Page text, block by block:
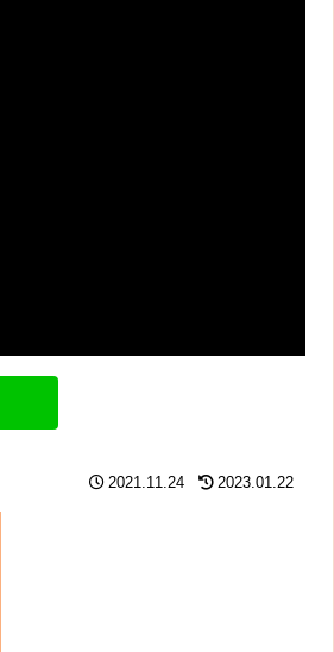
2021.11.24 2023.01.22